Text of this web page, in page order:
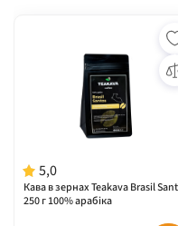
5,0
Кава в зернах Teakava Brasil
250 г 100% арабіка